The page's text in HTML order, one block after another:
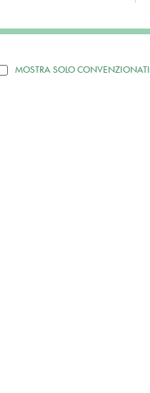
MOSTRA SOLO CONVENZIONATI